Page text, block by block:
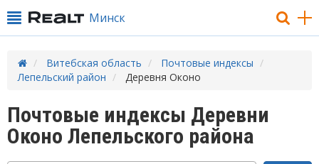
Минск
Витебская область
Почтовые индексы
Лепельский район
Деревня Оконо
Почтовые индексы Деревни
Оконо Лепельского района